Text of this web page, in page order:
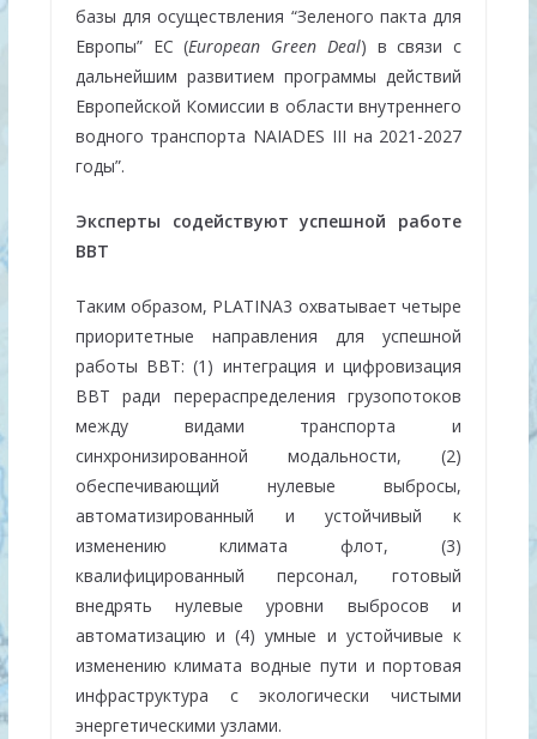
базы для осуществления “Зеленого пакта для
Европы” ЕС (European Green Deal) в связи с
дальнейшим развитием программы действий
Европейской Комиссии в области внутреннего
водного транспорта NAIADES III на 2021-2027
годы”.
Эксперты содействуют успешной работе
ВВТ
Таким образом, PLATINA3 охватывает четыре
приоритетные направления для успешной
работы ВВТ: (1) интеграция и цифровизация
ВВТ ради перераспределения грузопотоков
между видами транспорта и
синхронизированной модальности, (2)
обеспечивающий нулевые выбросы,
автоматизированный и устойчивый к
изменению климата флот, (3)
квалифицированный персонал, готовый
внедрять нулевые уровни выбросов и
автоматизацию и (4) умные и устойчивые к
изменению климата водные пути и портовая
инфраструктура с экологически чистыми
энергетическими узлами.